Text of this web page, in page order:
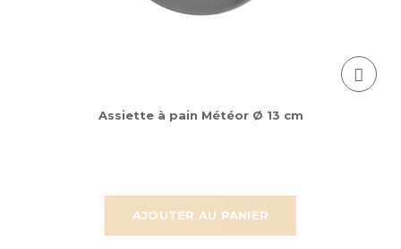
AJOUTER AU PANIER
Assiette à pain Météor Ø 13 cm